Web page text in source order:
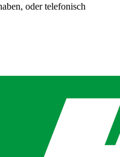
oder telefonisch